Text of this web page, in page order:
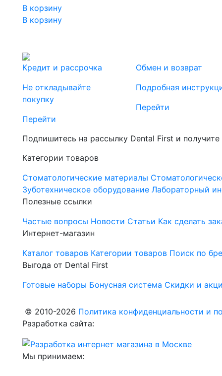
В корзину
В корзину
Кредит и рассрочка
Не откладывайте
покупку
Перейти
Обмен и возврат
Подробная
Перейти
Подпишитесь на рассылку Dental First и
Категории товаров
Стоматологические материалы
Зуботехническое оборудование Лабораторный
Полезные ссылки
Частые вопросы Новости Статьи Как сделать
Интернет-магазин
Каталог товаров Категории товаров Поиск по
Выгода от Dental First
Готовые наборы Бонусная система Скидки и
© 2010-2026 Политика конфиденциальности и
Разработка сайта:
Мы принимаем: